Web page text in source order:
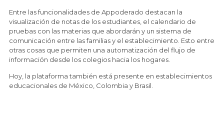
Entre las funcionalidades de Appoderado destacan la
visualización de notas de los estudiantes, el calendario de
pruebas con las materias que abordarán y un sistema de
comunicación entre las familias y el establecimiento. Esto entre
otras cosas que permiten una automatización del flujo de
información desde los colegios hacia los hogares.
Hoy, la plataforma también está presente en establecimientos
educacionales de México, Colombia y Brasil.